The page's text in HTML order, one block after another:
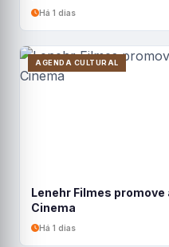
Há 1 dias
AGENDA CULTURAL
Lenehr Filmes promove
Cinema
Há 1 dias